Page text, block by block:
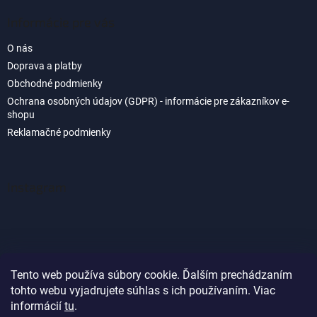
Tento web používa súbory cookie. Ďalším prechádzaním
tohto webu vyjadrujete súhlas s ich používaním. Viac
informácií tu.
O nás
Doprava a platby
Obchodné podmienky
Ochrana osobných údajov (GDPR) - informácie pre zákazníkov e-
shopu
Reklamačné podmienky
Sledovať na Instagrame